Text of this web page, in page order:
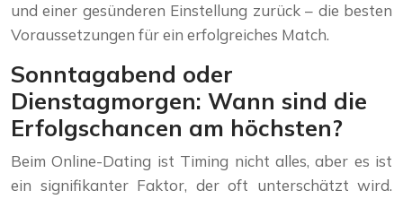
und einer gesünderen Einstellung zurück – die besten
Voraussetzungen für ein erfolgreiches Match.
Sonntagabend oder
Dienstagmorgen: Wann sind die
Erfolgschancen am höchsten?
Beim Online-Dating ist Timing nicht alles, aber es ist
ein signifikanter Faktor, der oft unterschätzt wird.